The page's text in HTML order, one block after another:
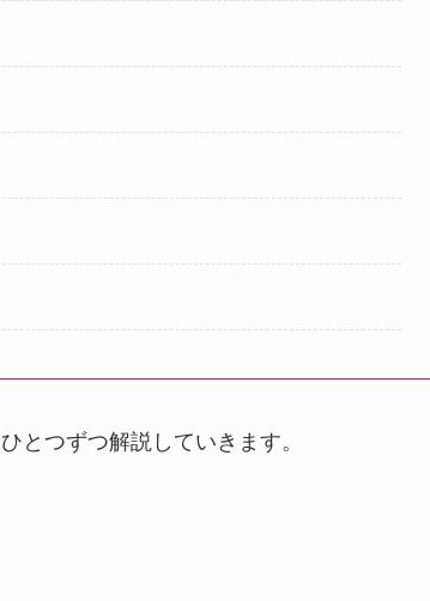
とつずつ解説していきます。